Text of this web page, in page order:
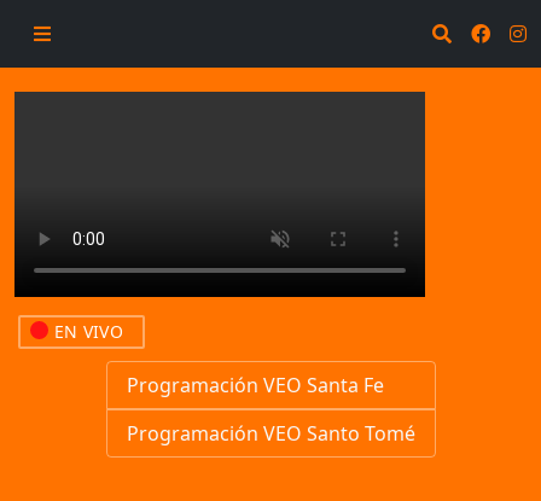
EN VIVO
Programación VEO Santa Fe
Programación VEO Santo Tomé